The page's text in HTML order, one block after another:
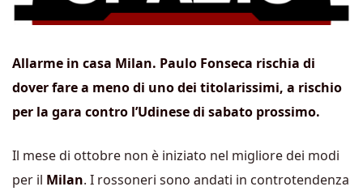
Allarme in casa Milan. Paulo Fonseca rischia di
dover fare a meno di uno dei titolarissimi, a rischio
per la gara contro l’Udinese di sabato prossimo.
Il mese di ottobre non è iniziato nel migliore dei modi
per il Milan. I rossoneri sono andati in controtendenza